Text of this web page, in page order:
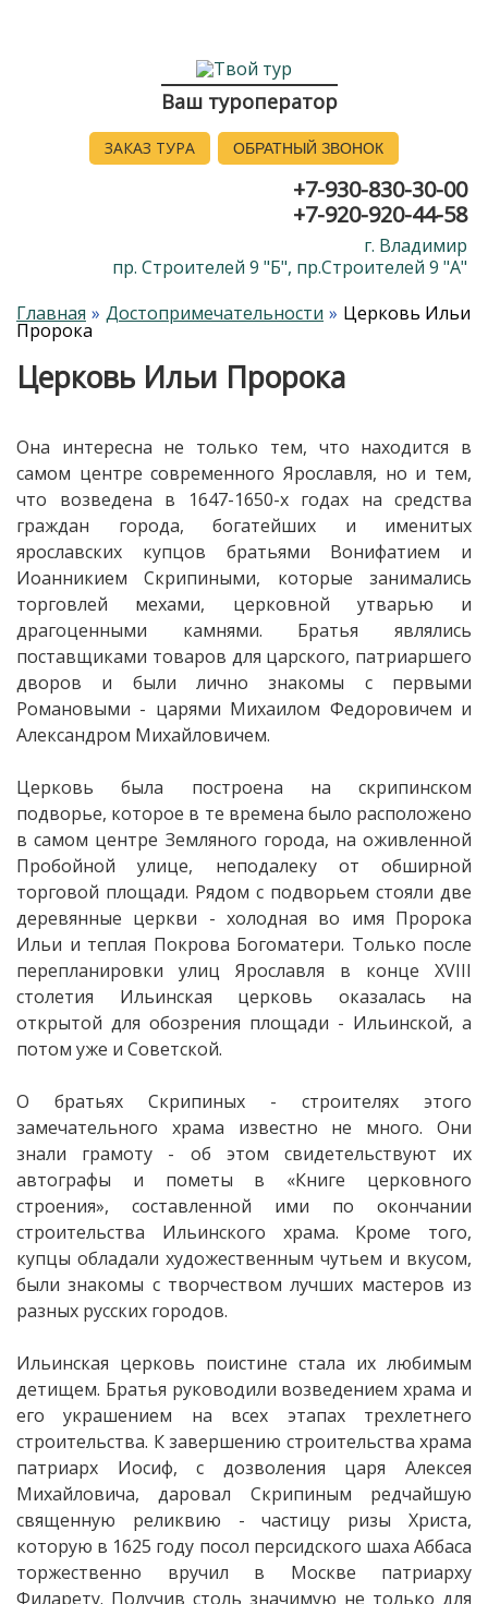
Ваш туроператор
ЗАКАЗ ТУРА ОБРАТНЫЙ ЗВОНОК
+7-930-830-30-00
+7-920-920-44-58
г. Владимир
пр. Строителей 9 "Б", пр.Строителей 9 "А"
Главная
Достопримечательности Церковь Ильи
Пророка
Церковь Ильи Пророка
Она интересна не только тем, что находится в
самом центре современного Ярославля, но и тем,
что возведена в 1647-1650-х годах на средства
граждан города, богатейших и именитых
ярославских купцов братьями Вонифатием и
Иоанникием Скрипиными, которые занимались
торговлей мехами, церковной утварью и
драгоценными камнями. Братья являлись
поставщиками товаров для царского, патриаршего
дворов и были лично знакомы с первыми
Романовыми - царями Михаилом Федоровичем и
Александром Михайловичем.
Церковь была построена на скрипинском
подворье, которое в те времена было расположено
в самом центре Земляного города, на оживленной
Пробойной улице, неподалеку от обширной
торговой площади. Рядом с подворьем стояли две
деревянные церкви - холодная во имя Пророка
Ильи и теплая Покрова Богоматери. Только после
перепланировки улиц Ярославля в конце XVIII
столетия Ильинская церковь оказалась на
открытой для обозрения площади - Ильинской, а
потом уже и Советской.
О братьях Скрипиных - строителях этого
замечательного храма известно не много. Они
знали грамоту - об этом свидетельствуют их
автографы и пометы в «Книге церковного
строения», составленной ими по окончании
строительства Ильинского храма. Кроме того,
купцы обладали художественным чутьем и вкусом,
были знакомы с творчеством лучших мастеров из
разных русских городов.
Ильинская церковь поистине стала их любимым
детищем. Братья руководили возведением храма и
его украшением на всех этапах трехлетнего
строительства. К завершению строительства храма
патриарх Иосиф, с дозволения царя Алексея
Михайловича, даровал Скрипиным редчайшую
священную реликвию - частицу ризы Христа,
которую в 1625 году посол персидского шаха Аббаса
торжественно вручил в Москве патриарху
Филарету. Получив столь значимую не только для